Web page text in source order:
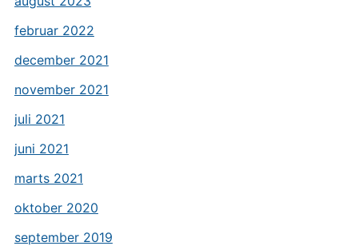
februar 2022
december 2021
november 2021
juli 2021
juni 2021
marts 2021
oktober 2020
september 2019